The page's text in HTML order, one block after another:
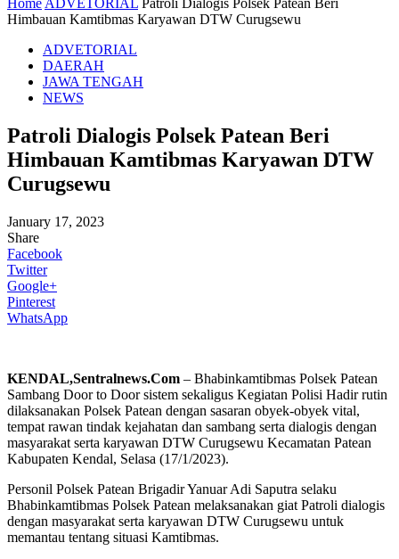
Home ADVETORIAL Patroli Dialogis Polsek Patean Beri
Himbauan Kamtibmas Karyawan DTW Curugsewu
ADVETORIAL
DAERAH
JAWA TENGAH
NEWS
Patroli Dialogis Polsek Patean Beri
Himbauan Kamtibmas Karyawan DTW
Curugsewu
January 17, 2023
Share
Facebook
Twitter
Google+
Pinterest
WhatsApp
KENDAL,Sentralnews.Com – Bhabinkamtibmas Polsek Patean
Sambang Door to Door sistem sekaligus Kegiatan Polisi Hadir rutin
dilaksanakan Polsek Patean dengan sasaran obyek-obyek vital,
tempat rawan tindak kejahatan dan sambang serta dialogis dengan
masyarakat serta karyawan DTW Curugsewu Kecamatan Patean
Kabupaten Kendal, Selasa (17/1/2023).
Personil Polsek Patean Brigadir Yanuar Adi Saputra selaku
Bhabinkamtibmas Polsek Patean melaksanakan giat Patroli dialogis
dengan masyarakat serta karyawan DTW Curugsewu untuk
memantau tentang situasi Kamtibmas.